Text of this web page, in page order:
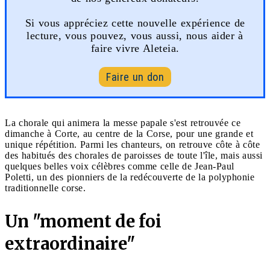
Si vous appréciez cette nouvelle expérience de
lecture, vous pouvez, vous aussi, nous aider à
faire vivre Aleteia.
Faire un don
La chorale qui animera la messe papale s'est retrouvée ce
dimanche à Corte, au centre de la Corse, pour une grande et
unique répétition. Parmi les chanteurs, on retrouve côte à côte
des habitués des chorales de paroisses de toute l'île, mais aussi
quelques belles voix célèbres comme celle de Jean-Paul
Poletti, un des pionniers de la redécouverte de la polyphonie
traditionnelle corse.
Un "moment de foi
extraordinaire"